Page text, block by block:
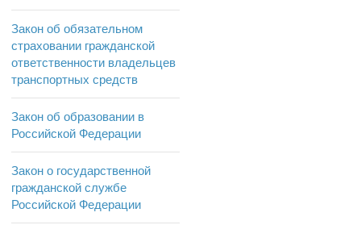
Закон об обязательном
страховании гражданской
ответственности владельцев
транспортных средств
Закон об образовании в
Российской Федерации
Закон о государственной
гражданской службе
Российской Федерации